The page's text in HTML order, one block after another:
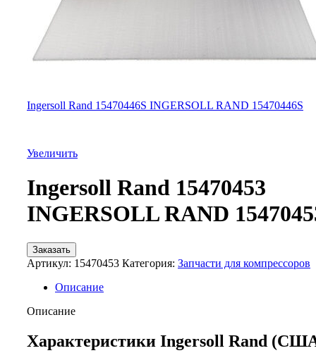
Ingersoll Rand 15470446S INGERSOLL RAND 15470446S
Увеличить
Ingersoll Rand 15470453
INGERSOLL RAND
Заказать
Артикул: 15470453 Категория: Запчасти для компрессоров
Описание
Описание
Характеристики Ingersoll Rand